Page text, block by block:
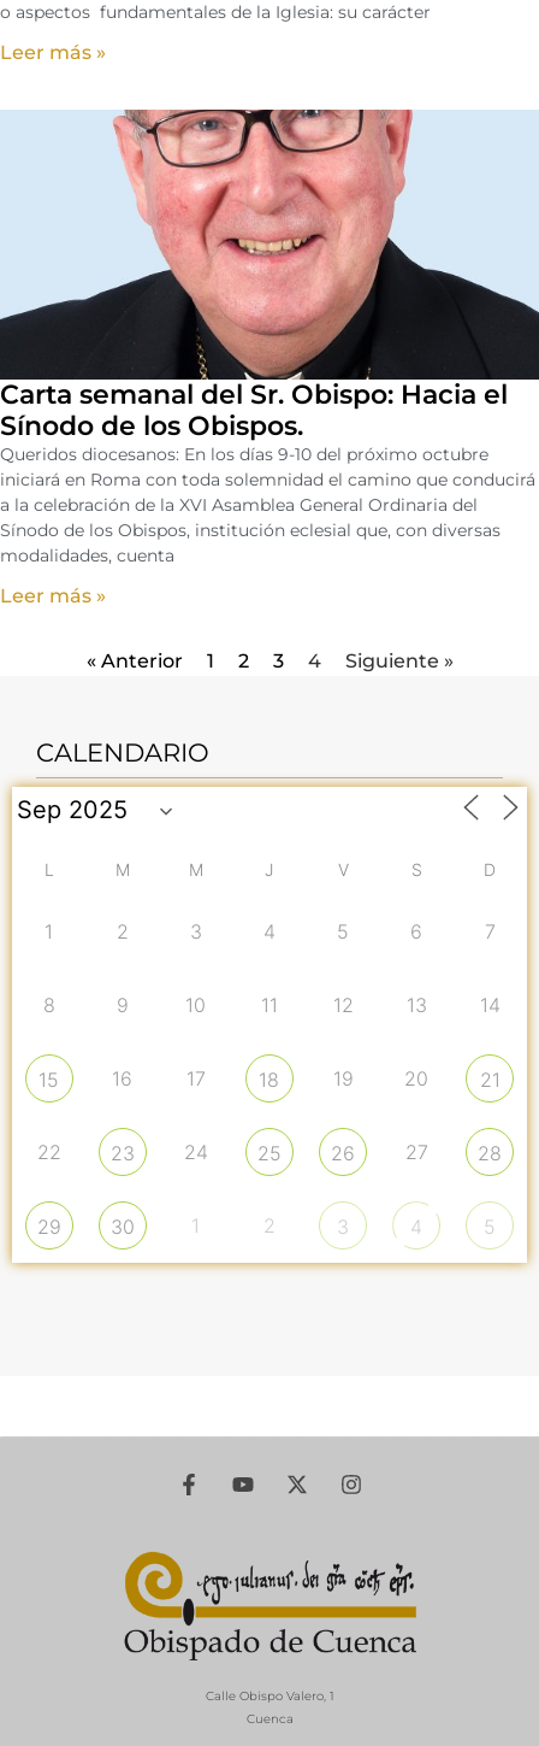
o aspectos fundamentales de la Iglesia: su carácter
Leer más »
Carta semanal del Sr. Obispo: Hacia el
Sínodo de los Obispos.
Queridos diocesanos: En los días 9-10 del próximo octubre
iniciará en Roma con toda solemnidad el camino que conducirá
a la celebración de la XVI Asamblea General Ordinaria del
Sínodo de los Obispos, institución eclesial que, con diversas
modalidades, cuenta
Leer más »
« Anterior 1 2 3 4 Siguiente »
CALENDARIO
L M M J V S D
1 2 3 4 5 6 7
8 9 10 11 12 13 14
15 16 17 18 19 20 21
22 23 24 25 26 27 28
29 30 1 2 3 4 5
Calle Obispo Valero, 1
Cuenca